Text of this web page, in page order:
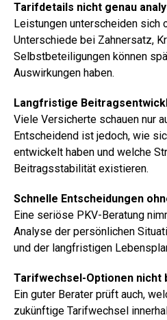
Tarifdetails nicht genau
Leistungen unterscheiden sich
Unterschiede bei Zahnersatz,
Selbstbeteiligungen können
Auswirkungen haben.
Langfristige
Viele Versicherte schauen nur
Entscheidend ist jedoch, wie
entwickelt haben und welche
Beitragsstabilität existieren.
Schnelle Entscheidungen
Eine seriöse PKV-Beratung
Analyse der persönlichen
und der langfristigen
Tarifwechsel-Optionen nicht
Ein guter Berater prüft auch,
zukünftige Tarifwechsel